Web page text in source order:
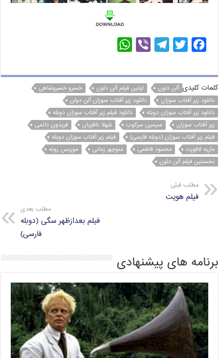
c
e
b
o
o
k
i
t
t
e
r
l
e
g
r
a
m
b
e
r
a
t
s
A
p
p
کلمات کلیدی آلن دلون اولین فیلم آلن دلون
خسرو خسروشاهی
دانلود زیر آفتاب سوزان
دانلود زیر آفتاب سوزان آلن دولن
دانلود زیر آفتاب سوزان دوبله
دانلود فیلم زیر آفتاب سوزان دوبله
زیر آفتاب سوزان
سیمین سرکوب شهلا ناظریان
فریدون دائمی
فیلم زیر آفتاب سوزان (دوبله فارسی)
فیلم زیر آفتاب سوزان دوبله
ماریه لافورت
محمود فاطمی منوچهر زمانی
موریس رونه
نخستين فیلم آلن دلون
مطلب قبلی
فیلم هویت
مطلب بعدی
فیلم بعدازظهر سگی (دوبله
فارسی)
برنامه های پیشنهادی